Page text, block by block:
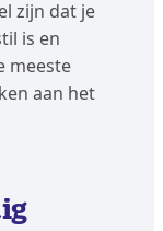
zijn dat je
is en
meeste
aan het